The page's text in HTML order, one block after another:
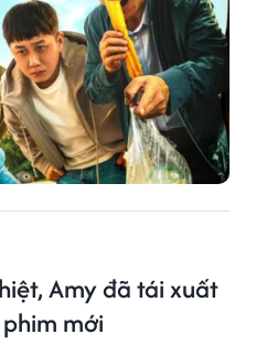
Amy đã tái xuất
mới